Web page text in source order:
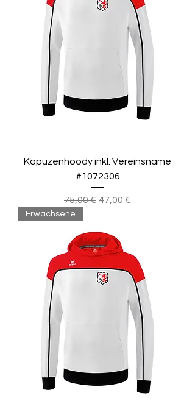
Kapuzenhoody inkl. Vereinsname
#1072306
Standardpreis
75,00 € Sale-Preis
47,00 €
Erwachsene